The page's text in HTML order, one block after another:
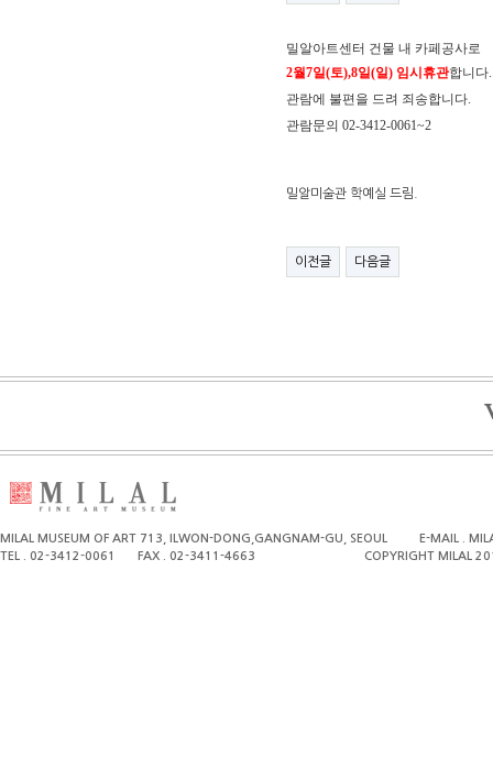
밀알아트센터 건물 내 카페공사로
2월7일(토),8일(일) 임시휴관합니다.
관람에 불편을 드려 죄송합니다.
관람문의 02-3412-0061~2
밀알미술관 학예실 드림.​
이전글 다음글
MILAL MUSEUM OF ART 713, ILWON-DONG,GANGNAM-GU, SEOUL
E-MAIL .
TEL . 02-3412-0061
FAX . 02-3411-4663 COPYRIGHT MILAL